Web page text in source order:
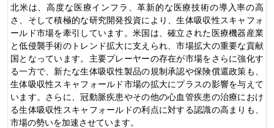
北米は、高度な医療インフラ、革新的な医療技術の導入率の高
さ、そして積極的な研究開発投資により、生体吸収性スキャフォ
ールド市場を牽引しています。米国は、確立された医療機器産業
と低侵襲手術のトレンド拡大に支えられ、市場拡大の重要な貢献
国となっています。主要プレーヤーの存在が市場をさらに強化す
る一方で、新たな生体吸収性製品の規制承認や保険償還政策も、
生体吸収性スキャフォールド市場の拡大にプラスの影響を与えて
います。さらに、冠動脈疾患やその他の心血管疾患の治療におけ
る生体吸収性スキャフォールドの利点に対する認識の高まりも、
市場の勢いを加速させています。